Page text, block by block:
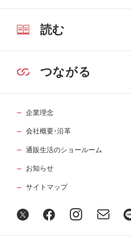
読む
つながる
企業理念
会社概要･沿革
通販生活のショールーム
お知らせ
サイトマップ